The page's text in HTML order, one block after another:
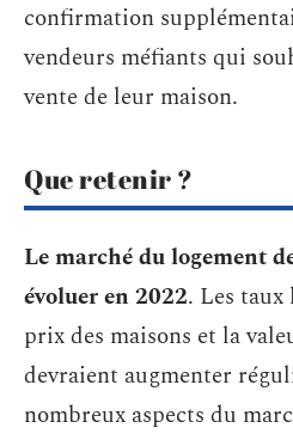
confirmation
vendeurs méfiants qui
vente de leur maison.
Que retenir ?
Le marché du logement
évoluer en 2022. Les taux
prix des maisons et la
devraient augmenter
nombreux aspects du